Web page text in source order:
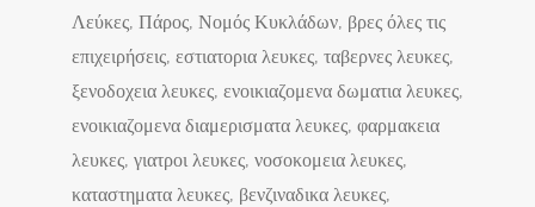
Λεύκες, Πάρος, Νομός Κυκλάδων, βρες όλες τις
επιχειρήσεις, εστιατορια λευκες, ταβερνες λευκες,
ξενοδοχεια λευκες, ενοικιαζομενα δωματια λευκες,
ενοικιαζομενα διαμερισματα λευκες, φαρμακεια
λευκες, γιατροι λευκες, νοσοκομεια λευκες,
καταστηματα λευκες, βενζιναδικα λευκες,